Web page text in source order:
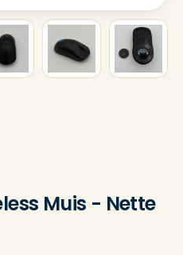
Muis - Nette